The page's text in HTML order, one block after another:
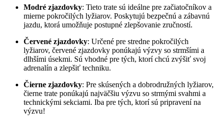
Modré zjazdovky: Tieto trate sú ideálne pre začiatočníkov a
mierne pokročilých lyžiarov. Poskytujú bezpečnú a zábavnú
jazdu, ktorá umožňuje postupné zlepšovanie zručností.
Červené zjazdovky: Určené pre stredne pokročilých
lyžiarov, červené zjazdovky ponúkajú výzvy so strmšími a
dlhšími úsekmi. Sú vhodné pre tých, ktorí chcú zvýšiť svoj
adrenalín a zlepšiť techniku.
Čierne zjazdovky: Pre skúsených a dobrodružných lyžiarov,
čierne trate ponúkajú najväčšiu výzvu so strmými svahmi a
technickými sekciami. Iba pre tých, ktorí sú pripravení na
výzvu!